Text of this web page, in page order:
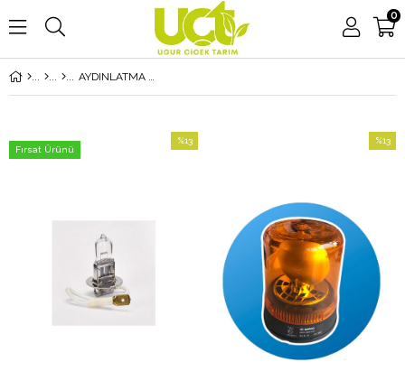
0
AYDINLATMA EKİPMANLARI
%13
Fırsat Ürünü
%13